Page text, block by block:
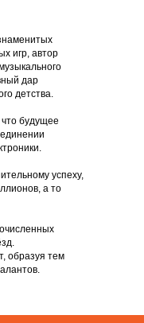
игр, автор
дар
детства.
будущее
успеху,
а то
образуя тем